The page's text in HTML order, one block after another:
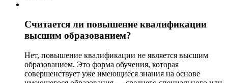
Считается ли повышение квалификации
высшим образованием?
Нет, повышение квалификации не является высшим
образованием. Это форма обучения, которая
совершенствует уже имеющиеся знания на основе